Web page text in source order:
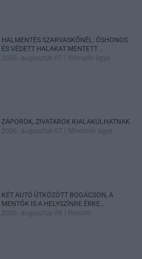
HALMENTÉS SZARVASKŐNÉL: ŐSHONOS
ÉS VÉDETT HALAKAT MENTETT...
2026. augusztus 07 Környék ügye
ZÁPOROK, ZIVATAROK KIALAKULHATNAK
2026. augusztus 07 Mindenki ügye
KÉT AUTÓ ÜTKÖZÖTT BOGÁCSON, A
MENTŐK IS A HELYSZÍNRE ÉRKE...
2026. augusztus 06 Riasztó